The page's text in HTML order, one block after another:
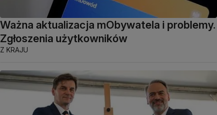
Ważna aktualizacja mObywatela i problemy.
Zgłoszenia użytkowników
Z KRAJU